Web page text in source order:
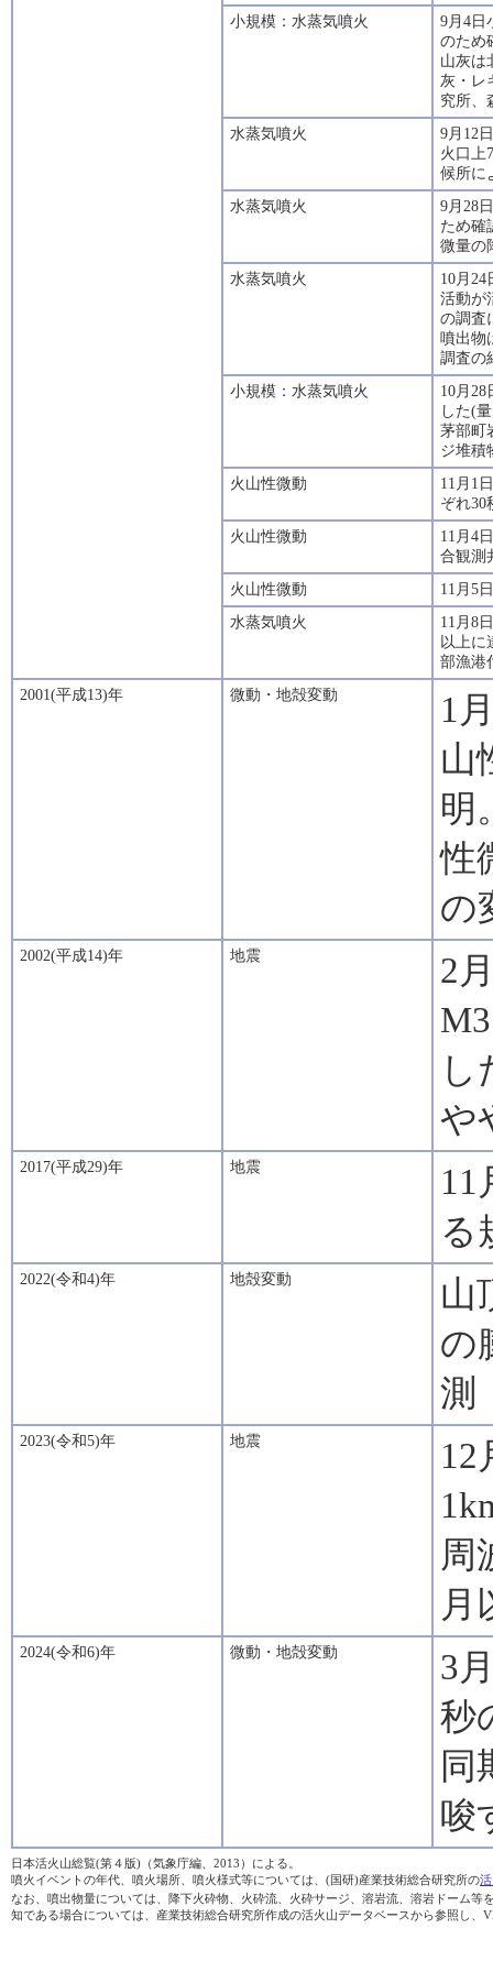
小規模：水蒸気噴火
9月4日
のため
山灰は
灰・レ
究所、
水蒸気噴火
9月12
火口上
候所に
水蒸気噴火
9月28
ため確
微量の
水蒸気噴火
10月
活動が
の調査
噴出物
調査の
小規模：水蒸気噴火
10月
した(
茅部町
ジ堆積
火山性微動
11月1
ぞれ30
火山性微動
11月4
合観測
火山性微動
11月5
水蒸気噴火
11月8
以上に
部漁港
2001(平成13)年
微動・地殻変動
1
山
明
性
の
2002(平成14)年 地震
2
し
や
2017(平成29)年 地震
11
る
2022(令和4)年 地殻変動
山
の
測
2023(令和5)年 地震
12
周
月
2024(令和6)年 微動・地殻変動
3
秒
同
唆
日本活火山総覧(第４版)（気象庁編、2013）による。
噴火イベントの年代、噴火場所、噴火様式等については、(国研)産業技術総合研究所の
なお、噴出物量については、降下火砕物、火砕流、火砕サージ、溶岩流、溶岩ドーム等
知である場合については、産業技術総合研究所作成の活火山データベースから参照し、